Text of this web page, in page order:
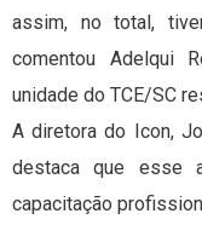
assim, no total,
comentou Adelqui
unidade do TCE/SC
A diretora do Icon,
destaca que esse
capacitação